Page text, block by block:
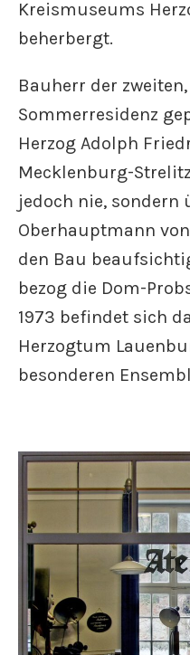
Kreismuseums
beherbergt.
Bauherr der
Sommerresidenz
Herzog Adolph
Mecklenburg-
jedoch nie, sondern
Oberhauptmann
den Bau
bezog die Dom-
1973 befindet sich
Herzogtum
besonderen